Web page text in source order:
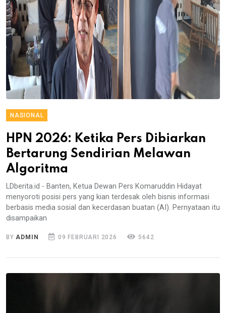
NASIONAL
HPN 2026: Ketika Pers Dibiarkan
Bertarung Sendirian Melawan
Algoritma
LDberita.id - Banten, Ketua Dewan Pers Komaruddin Hidayat
menyoroti posisi pers yang kian terdesak oleh bisnis informasi
berbasis media sosial dan kecerdasan buatan (AI). Pernyataan itu
disampaikan
BY ADMIN 09 FEBRUARI 2026 5642